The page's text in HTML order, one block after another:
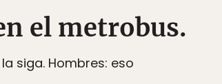
el metrobus.
siga. Hombres: eso